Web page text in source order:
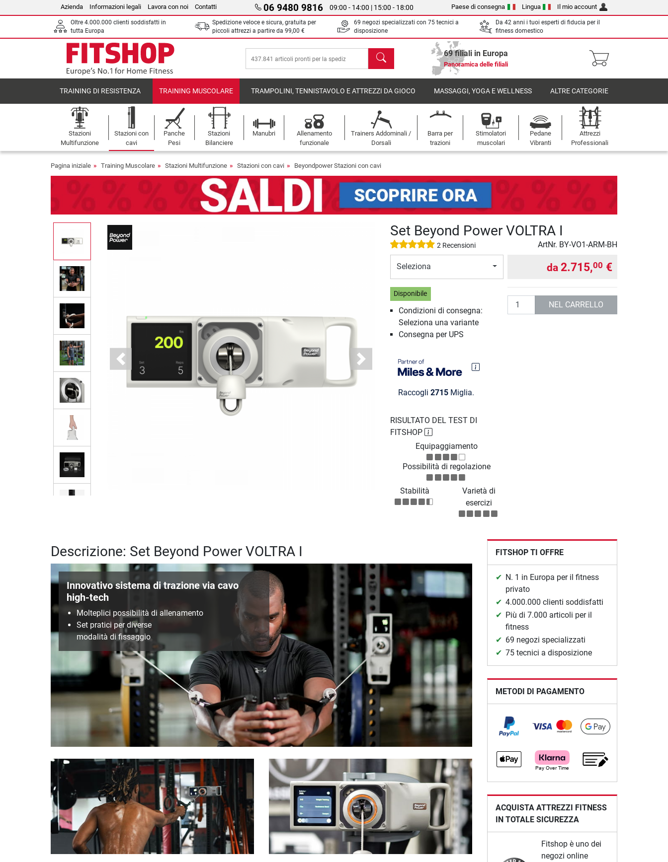
Azienda Informazioni legali Lavora con noi Contatti 06 9480 9816 09:00 - 14:00 | 15:00 - 18:00 Paese di consegna Lingua Il mio account
Oltre 4.000.000 clienti soddisfatti in
tutta Europa
Spedizione veloce e sicura, gratuita per
piccoli attrezzi a partire da 99,00 €
69 negozi specializzati con 75 tecnici a
disposizione
Da 42 anni i tuoi esperti di fiducia per il
fitness domestico
Cerca 69 filiali in Europa
Panoramica delle filiali
TRAINING DI RESISTENZA TRAINING MUSCOLARE TRAMPOLINI, TENNISTAVOLO E ATTREZZI DA GIOCO MASSAGGI, YOGA E WELLNESS ALTRE CATEGORIE
Stazioni
Multifunzione
Stazioni con
cavi
Panche
Pesi
Stazioni
Bilanciere
Manubri
Allenamento
funzionale
Trainers Addominali /
Dorsali
Barra per
trazioni
Stimolatori
muscolari
Pedane
Vibranti
Attrezzi
Professionali
Pagina iniziale Training Muscolare Stazioni Multifunzione Stazioni con cavi Beyondpower Stazioni con cavi
Previous Next
Set Beyond Power VOLTRA I
2 Recensioni ArtNr. BY-VO1-ARM-BH
Seleziona
Disponibile
Condizioni di consegna:
Seleziona una variante
Consegna per UPS
Raccogli 2715Miglia.
da 2.715,00 €
Quantità NEL CARRELLO
RISULTATO DEL TEST DI
FITSHOP
Equipaggiamento
Possibilità di regolazione
Stabilità
Varietà di
esercizi
Descrizione: Set Beyond Power VOLTRA I
Innovativo sistema di trazione via cavo
high-tech
Molteplici possibilità di allenamento
Set pratici per diverse
modalità di fissaggio
FITSHOP TI OFFRE
N. 1 in Europa per il fitness
privato
4.000.000 clienti soddisfatti
Più di 7.000 articoli per il
fitness
69 negozi specializzati
75 tecnici a disposizione
METODI DI PAGAMENTO
ACQUISTA ATTREZZI FITNESS
IN TOTALE SICUREZZA
Fitshop è uno dei
negozi online